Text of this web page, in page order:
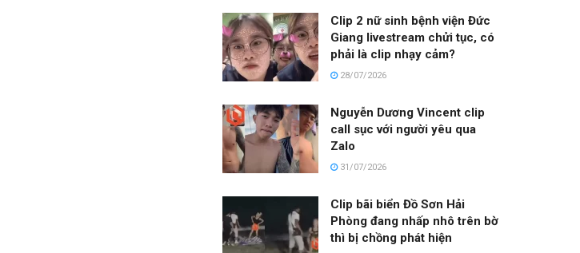
Clip 2 nữ sinh bệnh viện Đức
Giang livestream chửi tục, có
phải là clip nhạy cảm?
28/07/2026
Nguyễn Dương Vincent clip
call sục với người yêu qua
Zalo
31/07/2026
Clip bãi biển Đồ Sơn Hải
Phòng đang nhấp nhô trên bờ
thì bị chồng phát hiện